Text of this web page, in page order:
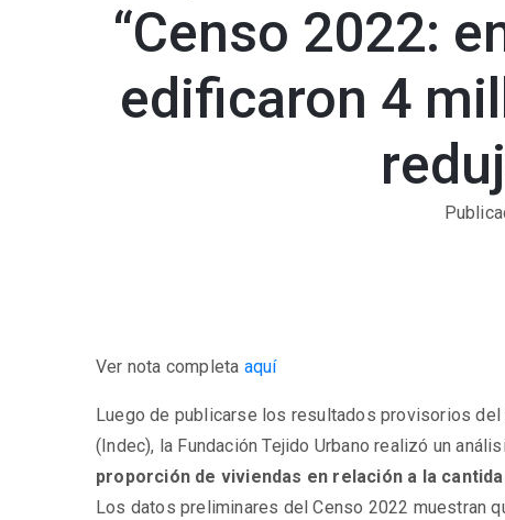
“Censo 2022:
edificaron 4
Ver nota completa aquí
Luego de publicarse los resultados provisorios
(Indec), la Fundación Tejido Urbano realizó un
proporción de viviendas en relación a la
Los datos preliminares del Censo 2022 muestran